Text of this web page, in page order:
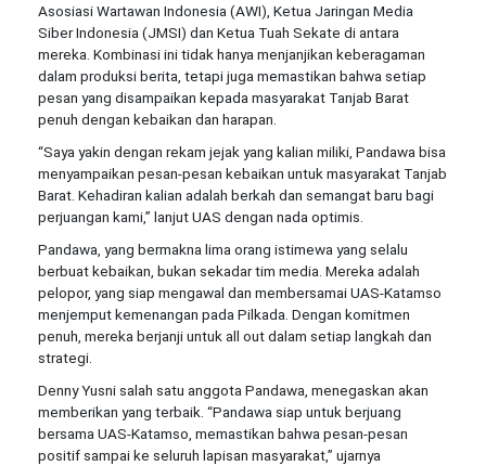
Asosiasi Wartawan Indonesia (AWI), Ketua Jaringan Media
Siber Indonesia (JMSI) dan Ketua Tuah Sekate di antara
mereka. Kombinasi ini tidak hanya menjanjikan keberagaman
dalam produksi berita, tetapi juga memastikan bahwa setiap
pesan yang disampaikan kepada masyarakat Tanjab Barat
penuh dengan kebaikan dan harapan.
“Saya yakin dengan rekam jejak yang kalian miliki, Pandawa bisa
menyampaikan pesan-pesan kebaikan untuk masyarakat Tanjab
Barat. Kehadiran kalian adalah berkah dan semangat baru bagi
perjuangan kami,” lanjut UAS dengan nada optimis.
Pandawa, yang bermakna lima orang istimewa yang selalu
berbuat kebaikan, bukan sekadar tim media. Mereka adalah
pelopor, yang siap mengawal dan membersamai UAS-Katamso
menjemput kemenangan pada Pilkada. Dengan komitmen
penuh, mereka berjanji untuk all out dalam setiap langkah dan
strategi.
Denny Yusni salah satu anggota Pandawa, menegaskan akan
memberikan yang terbaik. “Pandawa siap untuk berjuang
bersama UAS-Katamso, memastikan bahwa pesan-pesan
positif sampai ke seluruh lapisan masyarakat,” ujarnya